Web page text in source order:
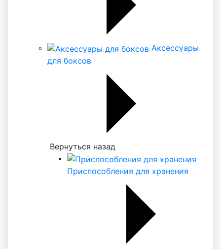
Аксессуары
для боксов
Вернуться назад
Приспособления для хранения